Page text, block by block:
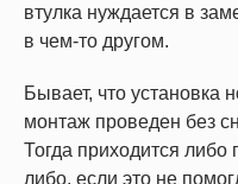
втулка нуждается в
в чем-то другом.
Бывает, что установка
монтаж проведен без
Тогда приходится либо
либо, если это не